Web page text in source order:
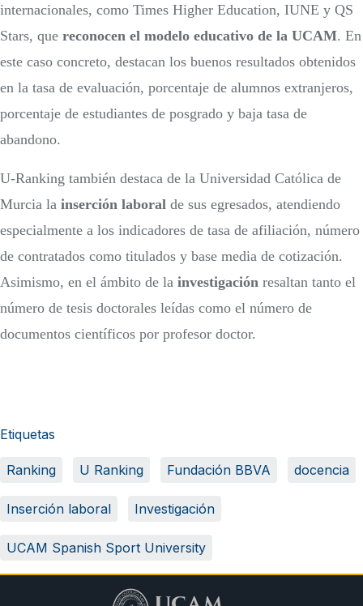
internacionales, como Times Higher Education, IUNE y QS
Stars, que reconocen el modelo educativo de la UCAM. En
este caso concreto, destacan los buenos resultados obtenidos
en la tasa de evaluación, porcentaje de alumnos extranjeros,
porcentaje de estudiantes de posgrado y baja tasa de
abandono.
U-Ranking también destaca de la Universidad Católica de
Murcia la inserción laboral de sus egresados, atendiendo
especialmente a los indicadores de tasa de afiliación, número
de contratados como titulados y base media de cotización.
Asimismo, en el ámbito de la investigación resaltan tanto el
número de tesis doctorales leídas como el número de
documentos científicos por profesor doctor.
Etiquetas
Ranking U Ranking Fundación BBVA docencia
Inserción laboral Investigación
UCAM Spanish Sport University